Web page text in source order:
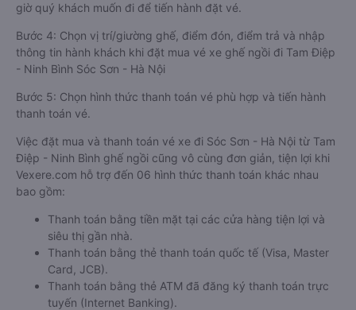
giờ quý khách muốn đi để tiến hành đặt vé.
Bước 4: Chọn vị trí/giường ghế, điểm đón, điểm trả và nhập
thông tin hành khách khi đặt mua vé xe ghế ngồi đi Tam Điệp
- Ninh Bình Sóc Sơn - Hà Nội
Bước 5: Chọn hình thức thanh toán vé phù hợp và tiến hành
thanh toán vé.
Việc đặt mua và thanh toán vé xe đi Sóc Sơn - Hà Nội từ Tam
Điệp - Ninh Bình ghế ngồi cũng vô cùng đơn giản, tiện lợi khi
Vexere.com hỗ trợ đến 06 hình thức thanh toán khác nhau
bao gồm:
Thanh toán bằng tiền mặt tại các cửa hàng tiện lợi và
siêu thị gần nhà.
Thanh toán bằng thẻ thanh toán quốc tế (Visa, Master
Card, JCB).
Thanh toán bằng thẻ ATM đã đăng ký thanh toán trực
tuyến (Internet Banking).